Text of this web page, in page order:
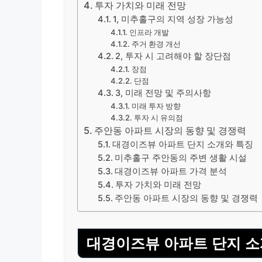
투자 가치와 미래 전망
1, 미추홀구의 지역 성장 가능성
인프라 개발
주거 환경 개선
2, 투자 시 고려해야 할 장단점
장점
단점
3, 미래 전망 및 주의사항
미래 투자 방향
투자 시 유의점
주안동 아파트 시장의 동향 및 경쟁력
대경이즈뷰 아파트 단지 소개와 특징
미추홀구 주안동의 주변 생활 시설
대경이즈뷰 아파트 가격 분석
투자 가치와 미래 전망
주안동 아파트 시장의 동향 및 경쟁력
대경이즈뷰 아파트 단지